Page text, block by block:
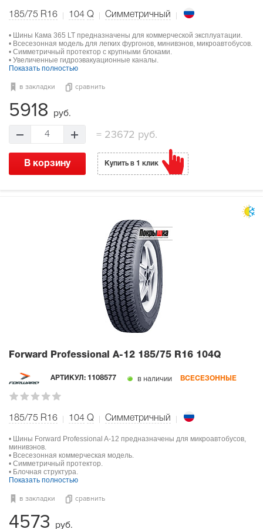
185/75 R16 104 Q Симметричный
• Шины Кама 365 LT предназначены для коммерческой эксплуатации.
• Всесезонная модель для легких фургонов, минивэнов, микроавтобусов.
• Симметричный протектор с крупными блоками.
• Увеличенные гидроэвакуационные каналы.
Показать полностью
в закладки сравнить
5918 руб.
4 =23672 руб.
В корзину Купить в 1 клик
Forward Professional A-12 185/75 R16 104Q
АРТИКУЛ: 1108577 в наличии ВСЕСЕЗОННЫЕ
185/75 R16 104 Q Симметричный
• Шины Forward Professional A-12 предназначены для микроавтобусов,
минивэнов.
• Всесезонная коммерческая модель.
• Симметричный протектор.
• Блочная структура.
Показать полностью
в закладки сравнить
4573 руб.